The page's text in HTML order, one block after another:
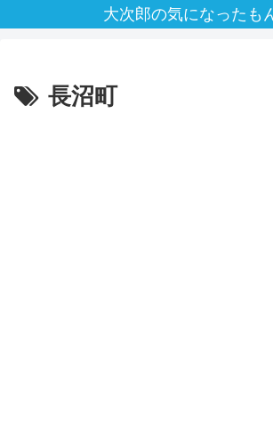
大次郎の気になったも
長沼町